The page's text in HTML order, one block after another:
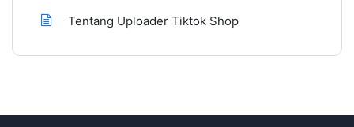
Tentang Uploader Tiktok Shop